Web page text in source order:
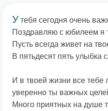
У тебя сегодня очень
Поздравляю с юбилеем я
Пусть всегда живет на
В пятьдесят пять улыбка
И в твоей жизни все тебе
уверенно ты важных
Много приятных на душе